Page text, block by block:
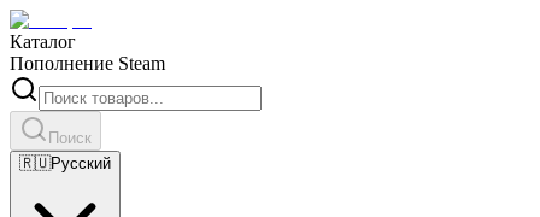
Каталог
Пополнение Steam
Поиск
🇷🇺Русский